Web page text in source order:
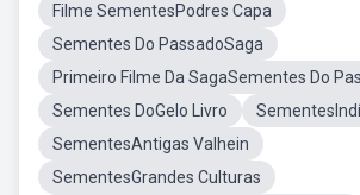
Filme SementesPodres Capa
Sementes Do PassadoSaga
Primeiro Filme Da SagaSementes Do
Sementes DoGelo Livro
SementesAntigas Valhein
SementesGrandes Culturas